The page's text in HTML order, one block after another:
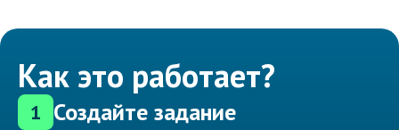
Как это работает?
1 Создайте задание